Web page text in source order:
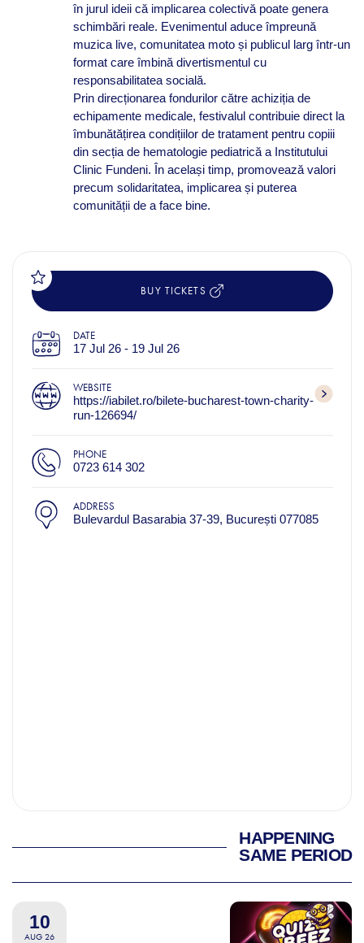
în jurul ideii că implicarea colectivă poate genera
schimbări reale. Evenimentul aduce împreună
muzica live, comunitatea moto și publicul larg într-un
format care îmbină divertismentul cu
responsabilitatea socială.
Prin direcționarea fondurilor către achiziția de
echipamente medicale, festivalul contribuie direct la
îmbunătățirea condițiilor de tratament pentru copiii
din secția de hematologie pediatrică a Institutului
Clinic Fundeni. În același timp, promovează valori
precum solidaritatea, implicarea și puterea
comunității de a face bine.
BUY TICKETS
DATE
17 Jul 26 - 19 Jul 26
WEBSITE
https://iabilet.ro/bilete-bucharest-town-charity-
run-126694/
PHONE
0723 614 302
ADDRESS
Bulevardul Basarabia 37-39, București 077085
HAPPENING
SAME PERIOD
10
AUG 26